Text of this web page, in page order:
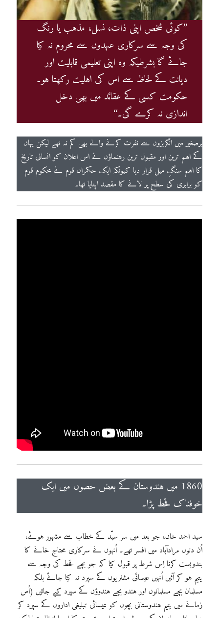
’’کوئی شخص اپنی ذات، نسل، مذہب یا رنگ
کی وجہ سے سرکاری عہدوں سے محروم نہ کیا
جائے گا بشرطیکہ وہ اپنی تعلیمی قابلیت اور
دیانت کے لحاظ سے اس کی اہلیت رکھتا ہو۔
حکومت کسی کے عقائد میں بھی دخل
اندازی نہ کرے گی۔‘‘
برصغیر میں انگریزوں سے نفرت کرنے والے بھی کم نہ تھے لیکن یہاں
کے اہم ترین اور مقبول ترین رہنماؤں نے اس اعلان کو انسانی تاریخ
کا اہم سنگِ میل قرار دیا کیونکہ ایک حکمراں قوم نے محکوم قوم
کو برابری کی سطح پر لانے کا مقصد اپنایا تھا۔
1860 میں ہندوستان کے بعض حصوں میں ایک
خوفناک قحط پڑا۔
سید احمد خاں، جو بعد میں سر سیّد کے خطاب سے مشہور ہوئے،
اُن دنوں مرادآباد میں افسر تھے۔ اُنہوں نے سرکاری محتاج خانے کا
بندوبست کرنا اِس شرط پر قبول کیا کہ جو بچے قحط کی وجہ سے
یتیم ہو کر آئیں اُنہیں عیسائی مشنریوں کے سپرد نہ کیا جائے بلکہ
مسلمان بچے مسلمانوں اور ہندو بچے ہندوؤں کے سپرد کیے جائیں (اُس
زمانے میں یتیم ہندوستانی بچوں کو عیسائی تبلیغی اداروں کے سپرد کر